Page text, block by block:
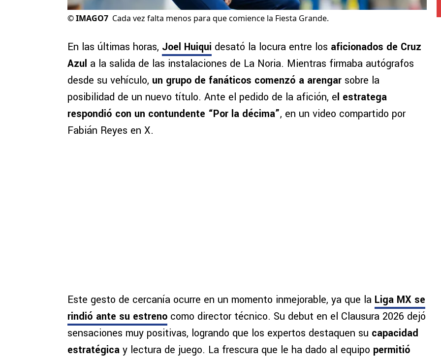
©IMAGO7 Cada vez falta menos para que comience la Fiesta Grande.
En las últimas horas, Joel Huiqui desató la locura entre los aficionados de Cruz
Azul a la salida de las instalaciones de La Noria. Mientras firmaba autógrafos
desde su vehículo, un grupo de fanáticos comenzó a arengar sobre la
posibilidad de un nuevo título. Ante el pedido de la afición, el estratega
respondió con un contundente “Por la décima”, en un video compartido por
Fabián Reyes en X.
Este gesto de cercanía ocurre en un momento inmejorable, ya que la Liga MX se
rindió ante su estreno como director técnico. Su debut en el Clausura 2026 dejó
sensaciones muy positivas, logrando que los expertos destaquen su capacidad
estratégica y lectura de juego. La frescura que le ha dado al equipo permitió